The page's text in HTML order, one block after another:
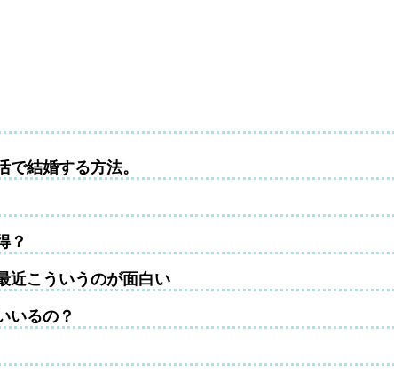
結婚する方法。
？
近こういうのが面白い
いるの？